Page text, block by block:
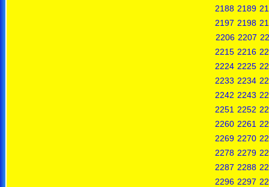
2188 2189
2197 2198
2206 2207
2215 2216
2224 2225
2233 2234
2242 2243
2251 2252
2260 2261
2269 2270
2278 2279
2287 2288
2296 2297